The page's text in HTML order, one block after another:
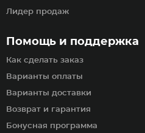
Помощь и поддержка
Как сделать заказ
Варианты оплаты
Варианты доставки
Возврат и гарантия
Бонусная программа
Лидер продаж